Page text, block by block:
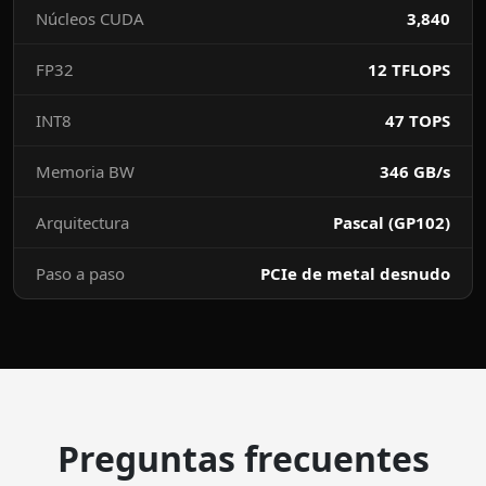
Núcleos CUDA 3,840
FP32 12 TFLOPS
INT8 47 TOPS
Memoria BW 346 GB/s
Arquitectura Pascal (GP102)
Paso a paso PCIe de metal desnudo
Preguntas frecuentes